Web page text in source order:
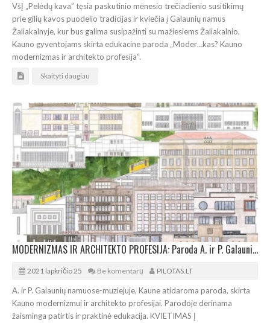
VšĮ „Pelėdų kava” tęsia paskutinio mėnesio trečiadienio susitikimų
prie gilių kavos puodelio tradicijas ir kviečia į Galaunių namus
Žaliakalnyje, kur bus galima susipažinti su mažiesiems Žaliakalnio,
Kauno gyventojams skirta edukacine paroda „Moder…kas? Kauno
modernizmas ir architekto profesija“.
Skaityti daugiau
MODERNIZMAS IR ARCHITEKTO PROFESIJA: Paroda A. ir P. Galaunių namuose
2021 lapkričio 25 Be komentarų PILOTAS.LT
A. ir P. Galaunių namuose-muziejuje, Kaune atidaroma paroda, skirta
Kauno modernizmui ir architekto profesijai. Parodoje derinama
žaisminga patirtis ir praktinė edukacija. KVIETIMAS Į